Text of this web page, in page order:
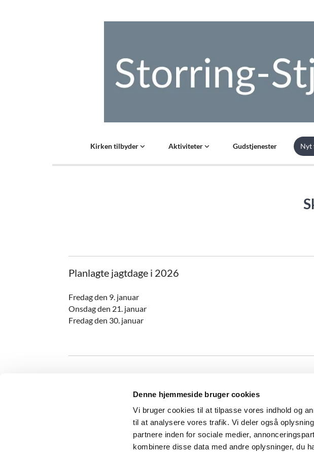
Denne hjemmeside bruger cookies
Vi bruger cookies til at tilpasse vores indhold og
til at analysere vores trafik. Vi deler også
partnere inden for sociale medier,
kombinere disse data med andre oplysninger, du
Kirken tilbyder Aktiviteter Gudstjenester Nyt
Planlagte jagtdage i 2026
Fredag den 9. januar
Onsdag den 21. januar
Fredag den 30. januar
Storring-Stjær sogne · Præstegården,
Cookiepolitik